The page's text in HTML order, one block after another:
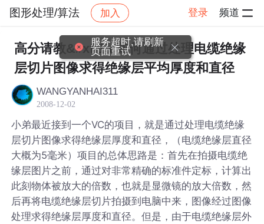
图形处理/算法 加入 登录 频道
社区 图形处理/算法 帖子详情
高分请教&#xff1a;如何通过处理电缆绝缘
层切片图像求得绝缘层平均厚度和直径
WANGYANHAI311
2008-12-02
小弟最近接到一个VC的项目，就是通过处理电缆绝缘
层切片图像求得绝缘层厚度和直径，（电缆绝缘层直径
大概为5毫米）项目的总体思路是：首先在拍摄电缆绝
缘层图片之前，通过对非常精确的标准件定标，计算出
此刻物体被放大的倍数，也就是显微镜的放大倍数，然
后再将电缆绝缘层切片拍摄到电脑中来，图像经过图像
处理求得绝缘层厚度和直径。但是，由于电缆绝缘层外
服务超时,请刷新
页面重试